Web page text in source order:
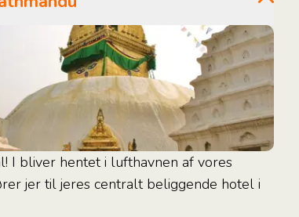
I bliver hentet i lufthavnen af ​​vores
jer til jeres centralt beliggende hotel i